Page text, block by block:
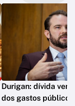
Durigan: dívida vem
dos gastos públicos